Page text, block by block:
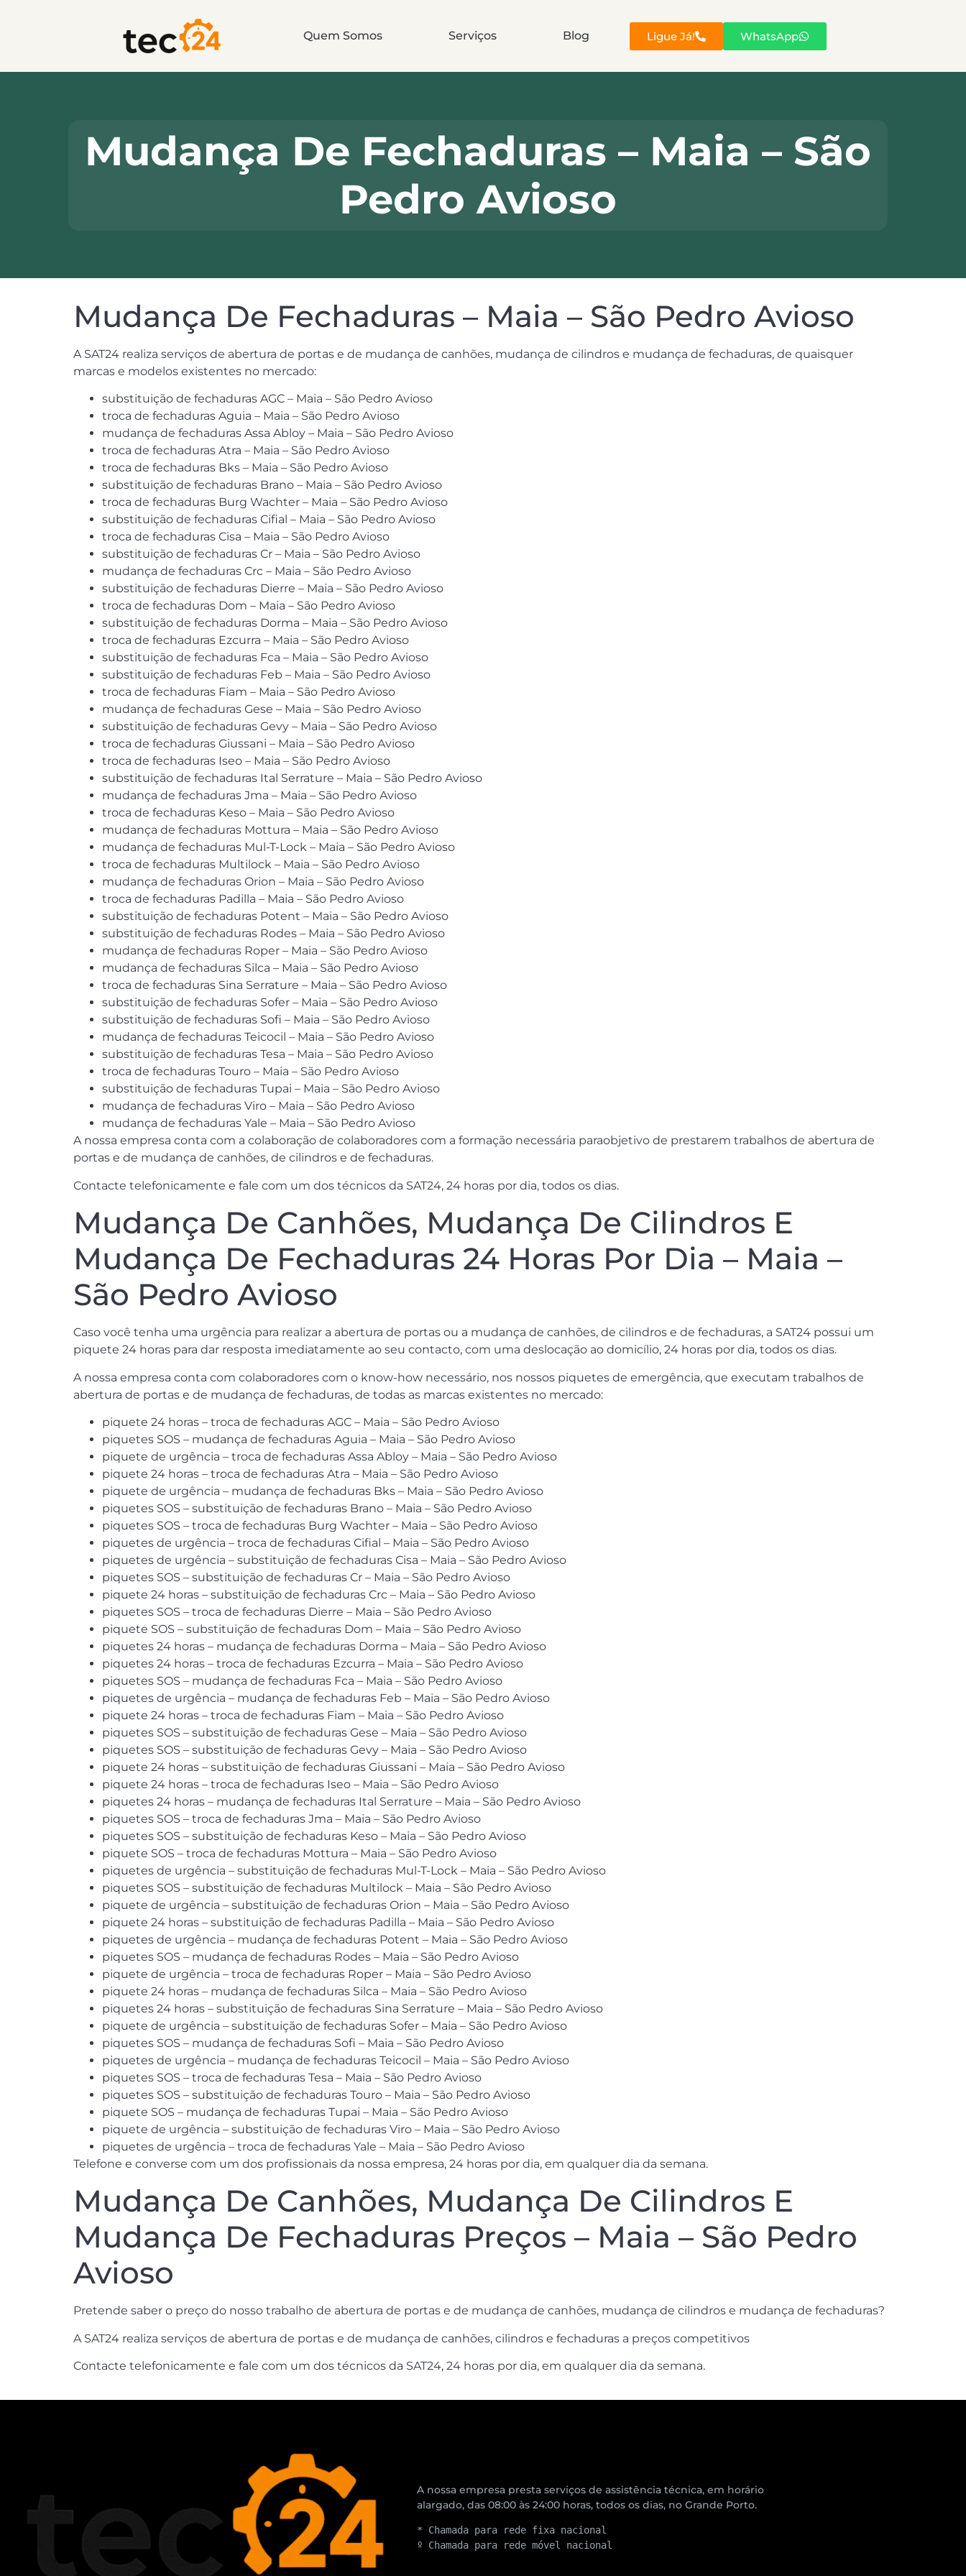
Quem Somos Serviços Blog Ligue Já! WhatsApp
Mudança De Fechaduras – Maia – São
Pedro Avioso
Mudança De Fechaduras – Maia – São Pedro Avioso
A SAT24 realiza serviços de abertura de portas e de mudança de canhões, mudança de cilindros e mudança de fechaduras, de quaisquer
marcas e modelos existentes no mercado:
substituição de fechaduras AGC – Maia – São Pedro Avioso
troca de fechaduras Aguia – Maia – São Pedro Avioso
mudança de fechaduras Assa Abloy – Maia – São Pedro Avioso
troca de fechaduras Atra – Maia – São Pedro Avioso
troca de fechaduras Bks – Maia – São Pedro Avioso
substituição de fechaduras Brano – Maia – São Pedro Avioso
troca de fechaduras Burg Wachter – Maia – São Pedro Avioso
substituição de fechaduras Cifial – Maia – São Pedro Avioso
troca de fechaduras Cisa – Maia – São Pedro Avioso
substituição de fechaduras Cr – Maia – São Pedro Avioso
mudança de fechaduras Crc – Maia – São Pedro Avioso
substituição de fechaduras Dierre – Maia – São Pedro Avioso
troca de fechaduras Dom – Maia – São Pedro Avioso
substituição de fechaduras Dorma – Maia – São Pedro Avioso
troca de fechaduras Ezcurra – Maia – São Pedro Avioso
substituição de fechaduras Fca – Maia – São Pedro Avioso
substituição de fechaduras Feb – Maia – São Pedro Avioso
troca de fechaduras Fiam – Maia – São Pedro Avioso
mudança de fechaduras Gese – Maia – São Pedro Avioso
substituição de fechaduras Gevy – Maia – São Pedro Avioso
troca de fechaduras Giussani – Maia – São Pedro Avioso
troca de fechaduras Iseo – Maia – São Pedro Avioso
substituição de fechaduras Ital Serrature – Maia – São Pedro Avioso
mudança de fechaduras Jma – Maia – São Pedro Avioso
troca de fechaduras Keso – Maia – São Pedro Avioso
mudança de fechaduras Mottura – Maia – São Pedro Avioso
mudança de fechaduras Mul-T-Lock – Maia – São Pedro Avioso
troca de fechaduras Multilock – Maia – São Pedro Avioso
mudança de fechaduras Orion – Maia – São Pedro Avioso
troca de fechaduras Padilla – Maia – São Pedro Avioso
substituição de fechaduras Potent – Maia – São Pedro Avioso
substituição de fechaduras Rodes – Maia – São Pedro Avioso
mudança de fechaduras Roper – Maia – São Pedro Avioso
mudança de fechaduras Silca – Maia – São Pedro Avioso
troca de fechaduras Sina Serrature – Maia – São Pedro Avioso
substituição de fechaduras Sofer – Maia – São Pedro Avioso
substituição de fechaduras Sofi – Maia – São Pedro Avioso
mudança de fechaduras Teicocil – Maia – São Pedro Avioso
substituição de fechaduras Tesa – Maia – São Pedro Avioso
troca de fechaduras Touro – Maia – São Pedro Avioso
substituição de fechaduras Tupai – Maia – São Pedro Avioso
mudança de fechaduras Viro – Maia – São Pedro Avioso
mudança de fechaduras Yale – Maia – São Pedro Avioso
A nossa empresa conta com a colaboração de colaboradores com a formação necessária paraobjetivo de prestarem trabalhos de abertura de
portas e de mudança de canhões, de cilindros e de fechaduras.
Contacte telefonicamente e fale com um dos técnicos da SAT24, 24 horas por dia, todos os dias.
Mudança De Canhões, Mudança De Cilindros E
Mudança De Fechaduras 24 Horas Por Dia – Maia –
São Pedro Avioso
Caso você tenha uma urgência para realizar a abertura de portas ou a mudança de canhões, de cilindros e de fechaduras, a SAT24 possui um
piquete 24 horas para dar resposta imediatamente ao seu contacto, com uma deslocação ao domicílio, 24 horas por dia, todos os dias.
A nossa empresa conta com colaboradores com o know-how necessário, nos nossos piquetes de emergência, que executam trabalhos de
abertura de portas e de mudança de fechaduras, de todas as marcas existentes no mercado:
piquete 24 horas – troca de fechaduras AGC – Maia – São Pedro Avioso
piquetes SOS – mudança de fechaduras Aguia – Maia – São Pedro Avioso
piquete de urgência – troca de fechaduras Assa Abloy – Maia – São Pedro Avioso
piquete 24 horas – troca de fechaduras Atra – Maia – São Pedro Avioso
piquete de urgência – mudança de fechaduras Bks – Maia – São Pedro Avioso
piquetes SOS – substituição de fechaduras Brano – Maia – São Pedro Avioso
piquetes SOS – troca de fechaduras Burg Wachter – Maia – São Pedro Avioso
piquetes de urgência – troca de fechaduras Cifial – Maia – São Pedro Avioso
piquetes de urgência – substituição de fechaduras Cisa – Maia – São Pedro Avioso
piquetes SOS – substituição de fechaduras Cr – Maia – São Pedro Avioso
piquete 24 horas – substituição de fechaduras Crc – Maia – São Pedro Avioso
piquetes SOS – troca de fechaduras Dierre – Maia – São Pedro Avioso
piquete SOS – substituição de fechaduras Dom – Maia – São Pedro Avioso
piquetes 24 horas – mudança de fechaduras Dorma – Maia – São Pedro Avioso
piquetes 24 horas – troca de fechaduras Ezcurra – Maia – São Pedro Avioso
piquetes SOS – mudança de fechaduras Fca – Maia – São Pedro Avioso
piquetes de urgência – mudança de fechaduras Feb – Maia – São Pedro Avioso
piquete 24 horas – troca de fechaduras Fiam – Maia – São Pedro Avioso
piquetes SOS – substituição de fechaduras Gese – Maia – São Pedro Avioso
piquetes SOS – substituição de fechaduras Gevy – Maia – São Pedro Avioso
piquete 24 horas – substituição de fechaduras Giussani – Maia – São Pedro Avioso
piquete 24 horas – troca de fechaduras Iseo – Maia – São Pedro Avioso
piquetes 24 horas – mudança de fechaduras Ital Serrature – Maia – São Pedro Avioso
piquetes SOS – troca de fechaduras Jma – Maia – São Pedro Avioso
piquetes SOS – substituição de fechaduras Keso – Maia – São Pedro Avioso
piquete SOS – troca de fechaduras Mottura – Maia – São Pedro Avioso
piquetes de urgência – substituição de fechaduras Mul-T-Lock – Maia – São Pedro Avioso
piquetes SOS – substituição de fechaduras Multilock – Maia – São Pedro Avioso
piquete de urgência – substituição de fechaduras Orion – Maia – São Pedro Avioso
piquete 24 horas – substituição de fechaduras Padilla – Maia – São Pedro Avioso
piquetes de urgência – mudança de fechaduras Potent – Maia – São Pedro Avioso
piquetes SOS – mudança de fechaduras Rodes – Maia – São Pedro Avioso
piquete de urgência – troca de fechaduras Roper – Maia – São Pedro Avioso
piquete 24 horas – mudança de fechaduras Silca – Maia – São Pedro Avioso
piquetes 24 horas – substituição de fechaduras Sina Serrature – Maia – São Pedro Avioso
piquete de urgência – substituição de fechaduras Sofer – Maia – São Pedro Avioso
piquetes SOS – mudança de fechaduras Sofi – Maia – São Pedro Avioso
piquetes de urgência – mudança de fechaduras Teicocil – Maia – São Pedro Avioso
piquetes SOS – troca de fechaduras Tesa – Maia – São Pedro Avioso
piquetes SOS – substituição de fechaduras Touro – Maia – São Pedro Avioso
piquete SOS – mudança de fechaduras Tupai – Maia – São Pedro Avioso
piquete de urgência – substituição de fechaduras Viro – Maia – São Pedro Avioso
piquetes de urgência – troca de fechaduras Yale – Maia – São Pedro Avioso
Telefone e converse com um dos profissionais da nossa empresa, 24 horas por dia, em qualquer dia da semana.
Mudança De Canhões, Mudança De Cilindros E
Mudança De Fechaduras Preços – Maia – São Pedro
Avioso
Pretende saber o preço do nosso trabalho de abertura de portas e de mudança de canhões, mudança de cilindros e mudança de fechaduras?
A SAT24 realiza serviços de abertura de portas e de mudança de canhões, cilindros e fechaduras a preços competitivos
Contacte telefonicamente e fale com um dos técnicos da SAT24, 24 horas por dia, em qualquer dia da semana.
A nossa empresa presta serviços de assistência técnica, em horário
alargado, das 08:00 às 24:00 horas, todos os dias, no Grande Porto.
* Chamada para rede fixa nacional
º Chamada para rede móvel nacional